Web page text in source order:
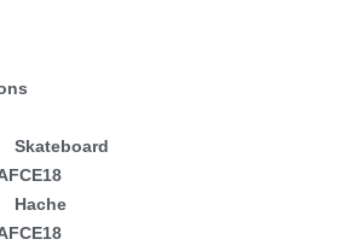
Skateboard
Hache